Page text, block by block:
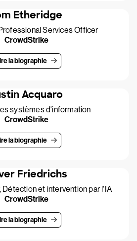
Etheridge
Services Officer
CrowdStrike
la biographie
Acquaro
systèmes d'information
CrowdStrike
la biographie
Friedrichs
Détection et intervention par l'IA
CrowdStrike
la biographie